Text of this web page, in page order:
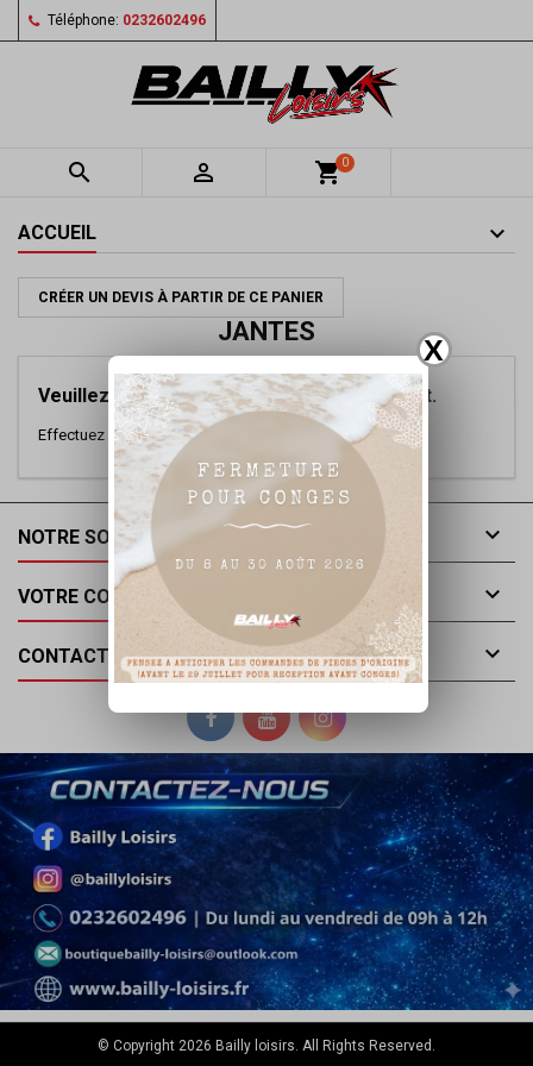
X
Téléphone: 0232602496
  shopping_cart0
ACCUEIL
CRÉER UN DEVIS À PARTIR DE CE PANIER
JANTES
Veuillez nous excuser pour le désagrément.
Effectuez une nouvelle recherche
NOTRE SOCIÉTÉ 
VOTRE COMPTE 
CONTACT 
© Copyright 2026 Bailly loisirs. All Rights Reserved.